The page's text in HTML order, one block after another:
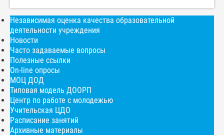
Независимая оценка качества образовательной
деятельности учреждения
Новости
Часто задаваемые вопросы
Полезные ссылки
On-line опросы
МОЦ ДОД
Типовая модель ДООРП
Центр по работе с молодежью
Учительская ЦДО
Расписание занятий
Архивные материалы